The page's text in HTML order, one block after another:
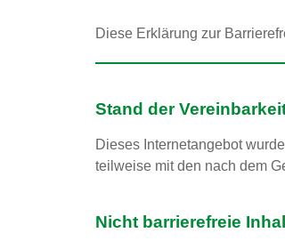
Diese Erklärung zur
Stand der
Dieses Internetangebot
teilweise mit den nach dem
Nicht barrierefreie